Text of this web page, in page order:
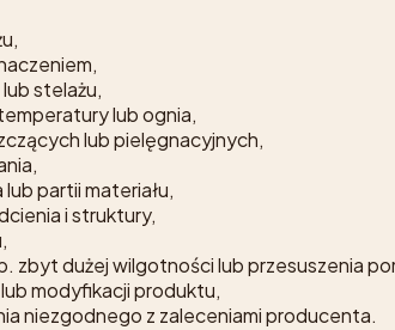
stelażu,
lub ognia,
lub pielęgnacyjnych,
partii materiału,
i struktury,
zbyt dużej wilgotności lub przesuszenia
modyfikacji produktu,
niezgodnego z zaleceniami producenta.